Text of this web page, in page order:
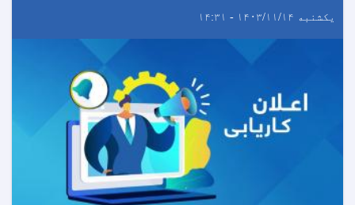
یکشنبه ۱۴۰۳/۱۱/۱۴ - ۱۴:۳۱